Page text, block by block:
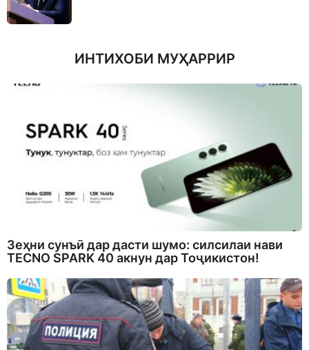
ИНТИХОБИ МУҲАРРИР
Зеҳни сунъӣ дар дасти шумо: силсилаи нави
TECNO SPARK 40 акнун дар Тоҷикистон!